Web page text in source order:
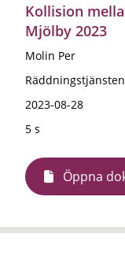
Kollision
Mjölby 2023
Molin Per
2023-08-28
5 s
Öppna